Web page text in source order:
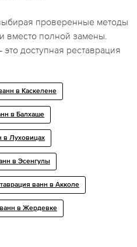
проверенные методы
вместо полной замены.
доступная реставрация
в Каскелене
в Балхаше
в Луховицах
в Эсенгулы
ванн в Акколе
ванн в Жердевке